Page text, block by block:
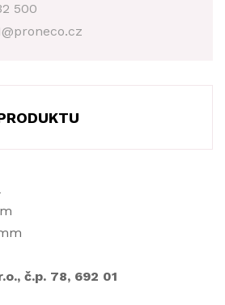
500
č.p. 78, 692 01